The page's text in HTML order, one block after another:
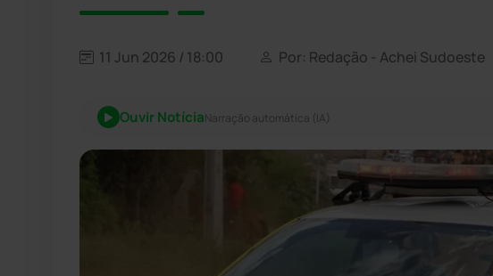
11 Jun 2026 / 18:00 Por: Redação - Achei Sudoeste
Ouvir NotíciaNarração automática (IA)